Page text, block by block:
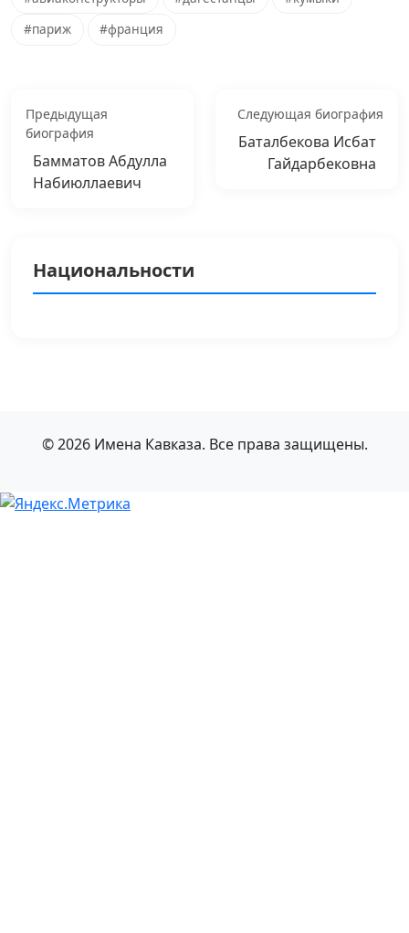
#париж
#франция
Предыдущая
биография
Бамматов Абдулла
Набиюллаевич
Следующая биография
Баталбекова Исбат
Гайдарбековна
Национальности
© 2026 Имена Кавказа. Все права защищены.